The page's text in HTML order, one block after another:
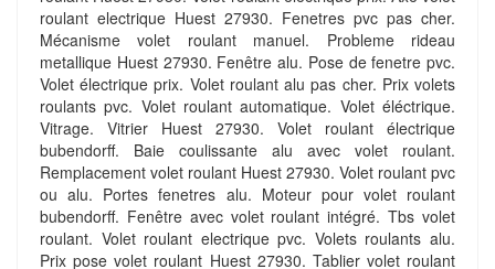
roulant electrique Huest 27930. Fenetres pvc pas cher.
Mécanisme volet roulant manuel. Probleme rideau
metallique Huest 27930. Fenêtre alu. Pose de fenetre pvc.
Volet électrique prix. Volet roulant alu pas cher. Prix volets
roulants pvc. Volet roulant automatique. Volet éléctrique.
Vitrage. Vitrier Huest 27930. Volet roulant électrique
bubendorff. Baie coulissante alu avec volet roulant.
Remplacement volet roulant Huest 27930. Volet roulant pvc
ou alu. Portes fenetres alu. Moteur pour volet roulant
bubendorff. Fenêtre avec volet roulant intégré. Tbs volet
roulant. Volet roulant electrique pvc. Volets roulants alu.
Prix pose volet roulant Huest 27930. Tablier volet roulant